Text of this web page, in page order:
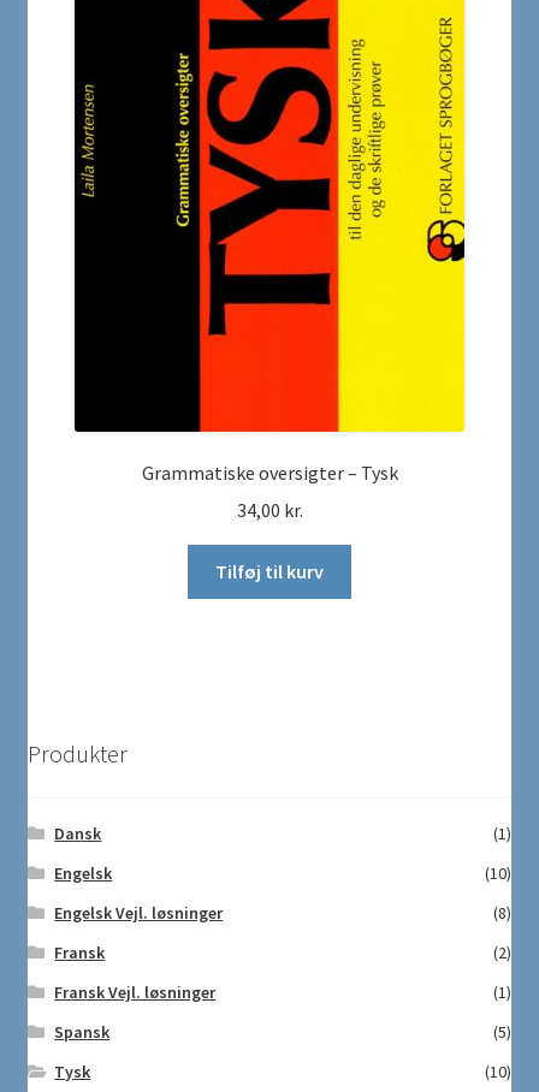
Grammatiske oversigter – Tysk
34,00 kr.
Tilføj til kurv
Produkter
Dansk
(1)
Engelsk
(10)
Engelsk Vejl. løsninger
(8)
Fransk
(2)
Fransk Vejl. løsninger
(1)
Spansk
(5)
Tysk
(10)